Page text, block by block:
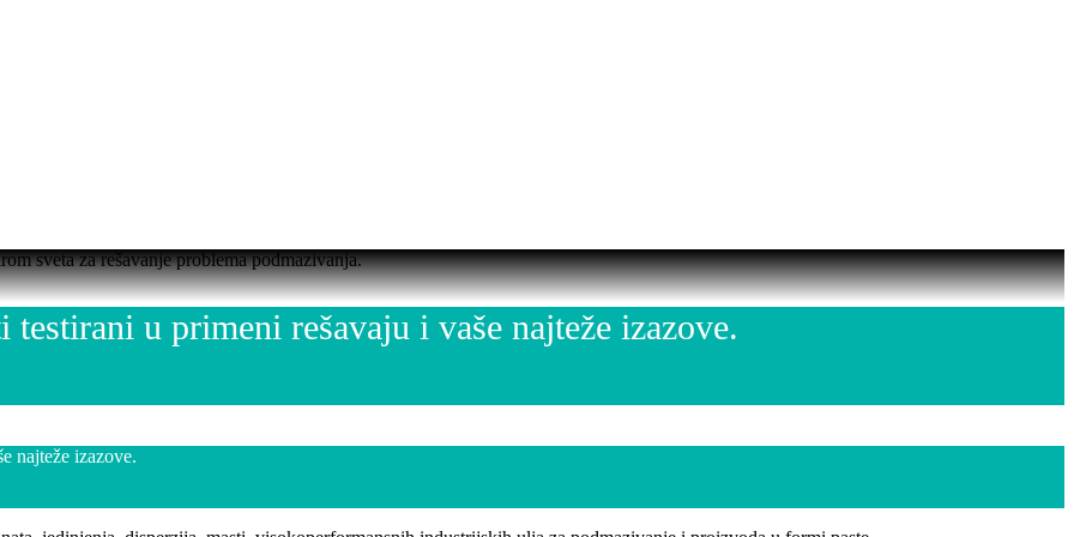
sveta za rešavanje problema podmazivanja.
u primeni rešavaju i vaše najteže izazove.
najteže izazove.